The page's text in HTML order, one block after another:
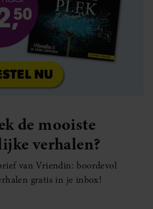
de mooiste
verhalen?
van Vriendin: boordevol
gratis in je inbox!